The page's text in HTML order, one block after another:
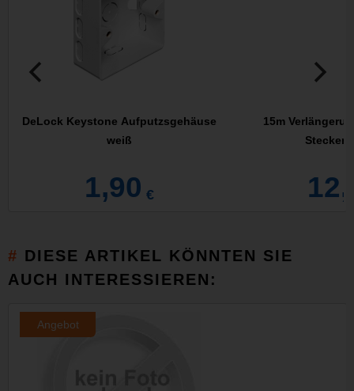
DeLock Keystone Aufputzsgehäuse
weiß
1,90 €
15m
Stecker
DIESE ARTIKEL KÖNNTEN SIE
AUCH INTERESSIEREN:
Angebot